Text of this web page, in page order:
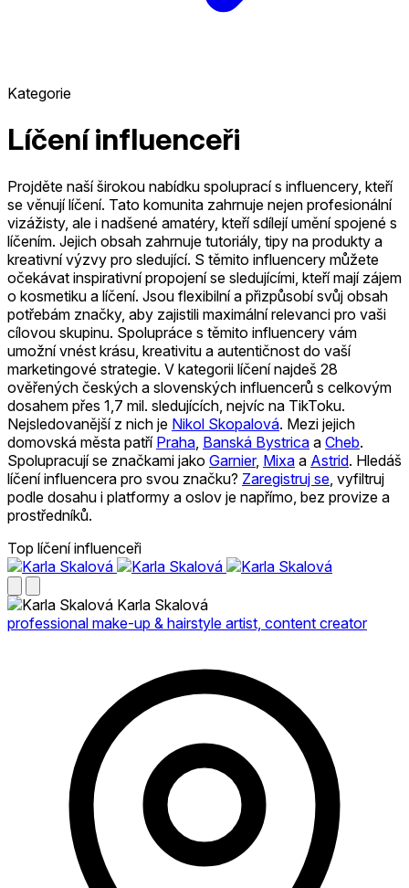
Kategorie
Líčení influenceři
Projděte naší širokou nabídku spoluprací s influencery, kteří
se věnují líčení. Tato komunita zahrnuje nejen profesionální
vizážisty, ale i nadšené amatéry, kteří sdílejí umění spojené s
líčením. Jejich obsah zahrnuje tutoriály, tipy na produkty a
kreativní výzvy pro sledující. S těmito influencery můžete
očekávat inspirativní propojení se sledujícími, kteří mají zájem
o kosmetiku a líčení. Jsou flexibilní a přizpůsobí svůj obsah
potřebám značky, aby zajistili maximální relevanci pro vaši
cílovou skupinu. Spolupráce s těmito influencery vám
umožní vnést krásu, kreativitu a autentičnost do vaší
marketingové strategie. V kategorii líčení najdeš 28
ověřených českých a slovenských influencerů s celkovým
dosahem přes 1,7 mil. sledujících, nejvíc na TikToku.
Nejsledovanější z nich je Nikol Skopalová. Mezi jejich
domovská města patří Praha Banská Bystrica a Cheb.
Spolupracují se značkami jako Garnier, Mixa a Astrid. Hledáš
líčení influencera pro svou značku? Zaregistruj se , vyfiltruj
podle dosahu i platformy a oslov je napřímo, bez provize a
prostředníků.
Top líčení influenceři
Karla Skalová
professional make-up & hairstyle artist, content creator